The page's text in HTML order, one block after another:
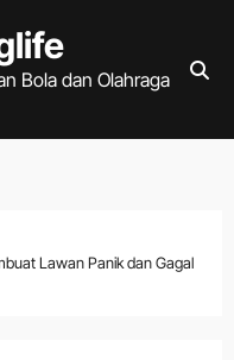
Bola dan Olahraga
Lawan Panik dan Gagal